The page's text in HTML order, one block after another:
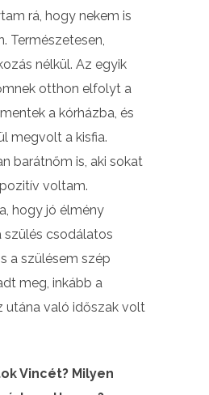
rá, hogy nekem is
Természetesen,
nélkül. Az egyik
otthon elfolyt a
a kórházba, és
megvolt a kisfia.
barátnőm is, aki sokat
voltam.
hogy jó élmény
szülés csodálatos
a szülésem szép
meg, inkább a
utána való időszak volt
Vincét? Milyen